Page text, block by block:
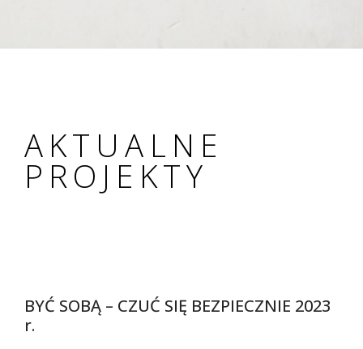
AKTUALNE
PROJEKTY
BYĆ SOBĄ – CZUĆ SIĘ BEZPIECZNIE 2023
r.